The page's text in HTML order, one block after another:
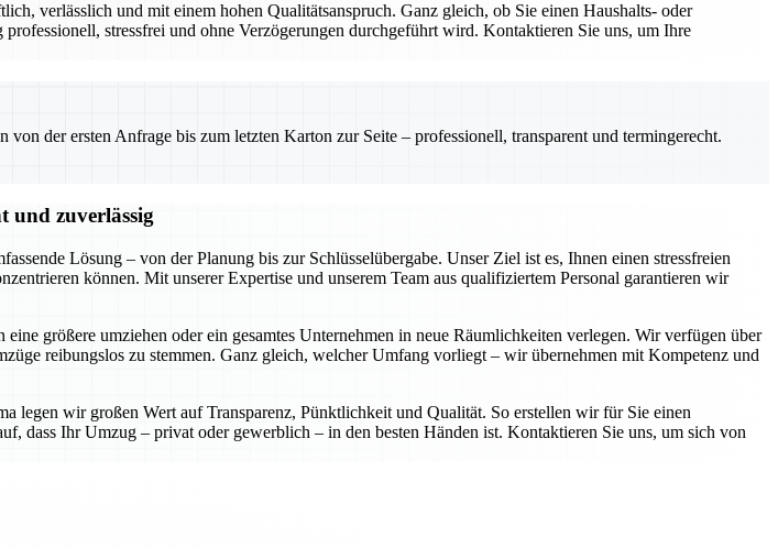
verlässlich und mit einem hohen Qualitätsanspruch. Ganz gleich, ob Sie einen Haushalts- oder
stressfrei und ohne Verzögerungen durchgeführt wird. Kontaktieren Sie uns, um Ihre
der ersten Anfrage bis zum letzten Karton zur Seite – professionell, transparent und termingerecht.
und zuverlässig
Lösung – von der Planung bis zur Schlüsselübergabe. Unser Ziel ist es, Ihnen einen stressfreien
können. Mit unserer Expertise und unserem Team aus qualifiziertem Personal garantieren wir
größere umziehen oder ein gesamtes Unternehmen in neue Räumlichkeiten verlegen. Wir verfügen über
reibungslos zu stemmen. Ganz gleich, welcher Umfang vorliegt – wir übernehmen mit Kompetenz und
legen wir großen Wert auf Transparenz, Pünktlichkeit und Qualität. So erstellen wir für Sie einen
dass Ihr Umzug – privat oder gewerblich – in den besten Händen ist. Kontaktieren Sie uns, um sich von